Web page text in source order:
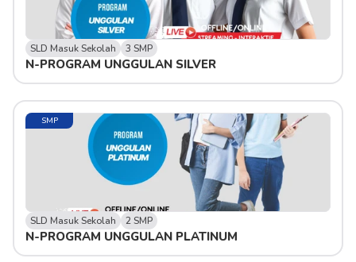
SLD Masuk Sekolah 3 SMP
N-PROGRAM UNGGULAN SILVER
SMP
SLD Masuk Sekolah 2 SMP
N-PROGRAM UNGGULAN PLATINUM